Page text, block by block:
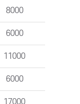
8000
6000
11000
6000
17000